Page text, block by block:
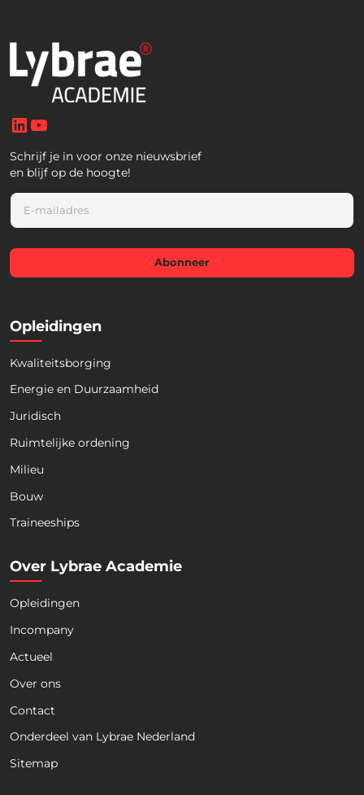
LinkedIn
Schrijf je in voor onze nieuwsbrief
en blijf op de hoogte!
E
a
i
*
Abonneer
Opleidingen
Kwaliteitsborging
Energie en Duurzaamheid
Juridisch
Ruimtelijke ordening
Milieu
Bouw
Traineeships
Over Lybrae Academie
Opleidingen
Incompany
Actueel
Over ons
Contact
Onderdeel van Lybrae Nederland
Sitemap
Telefoon